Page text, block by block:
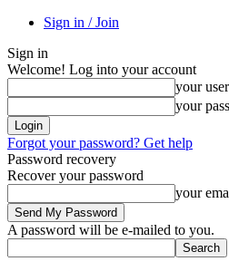
Sign in / Join
Sign in
Welcome! Log into your account
your
your
Forgot your password? Get help
Password recovery
Recover your password
your
A password will be e-mailed to you.